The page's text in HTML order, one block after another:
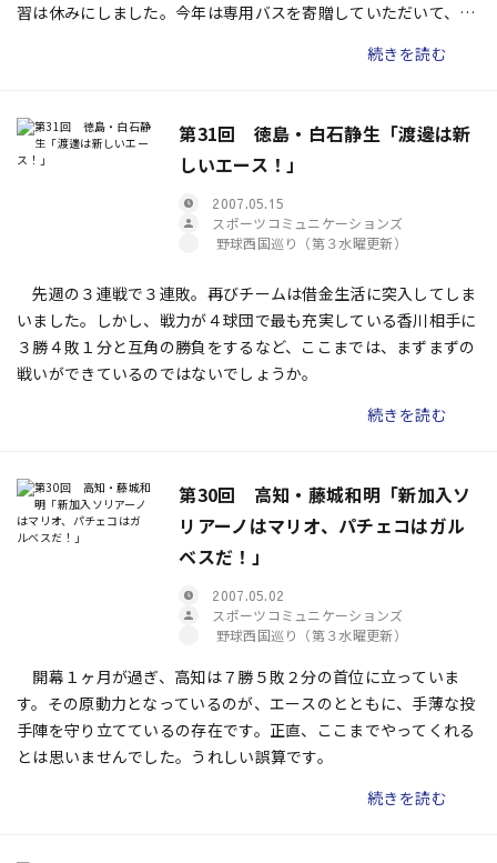
習は休みにしました。今年は専用バスを寄贈していただいて、遠
続きを読む
第31回 徳島・白石静生「渡邊は新
しいエース！」
2007.05.15
スポーツコミュニケーションズ
野球西国巡り（第３水曜更新）
先週の３連戦で３連敗。再びチームは借金生活に突入してしま
いました。しかし、戦力が４球団で最も充実している香川相手に
３勝４敗１分と互角の勝負をするなど、ここまでは、まずまずの
戦いができているのではないでしょうか。
続きを読む
第30回 高知・藤城和明「新加入ソ
リアーノはマリオ、パチェコはガル
ベスだ！」
2007.05.02
スポーツコミュニケーションズ
野球西国巡り（第３水曜更新）
開幕１ヶ月が過ぎ、高知は７勝５敗２分の首位に立っていま
す。その原動力となっているのが、エースのとともに、手薄な投
手陣を守り立てているの存在です。正直、ここまでやってくれる
とは思いませんでした。うれしい誤算です。
続きを読む